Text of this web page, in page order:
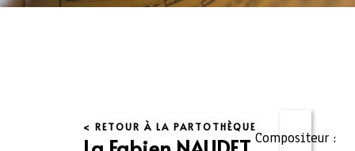
< RETOUR À LA PARTOTHÈQUE
Compositeur :